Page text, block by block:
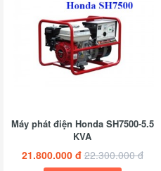
Máy phát điện Honda SH7500-5.5
KVA
21.800.000 đ 22.300.000 đ